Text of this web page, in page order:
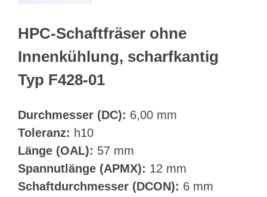
HPC-Schaftfräser ohne
Innenkühlung, scharfkantig
Typ F428-01
Durchmesser (DC): 6,00 mm
Toleranz: h10
Länge (OAL): 57 mm
Spannutlänge (APMX): 12 mm
Schaftdurchmesser (DCON): 6 mm